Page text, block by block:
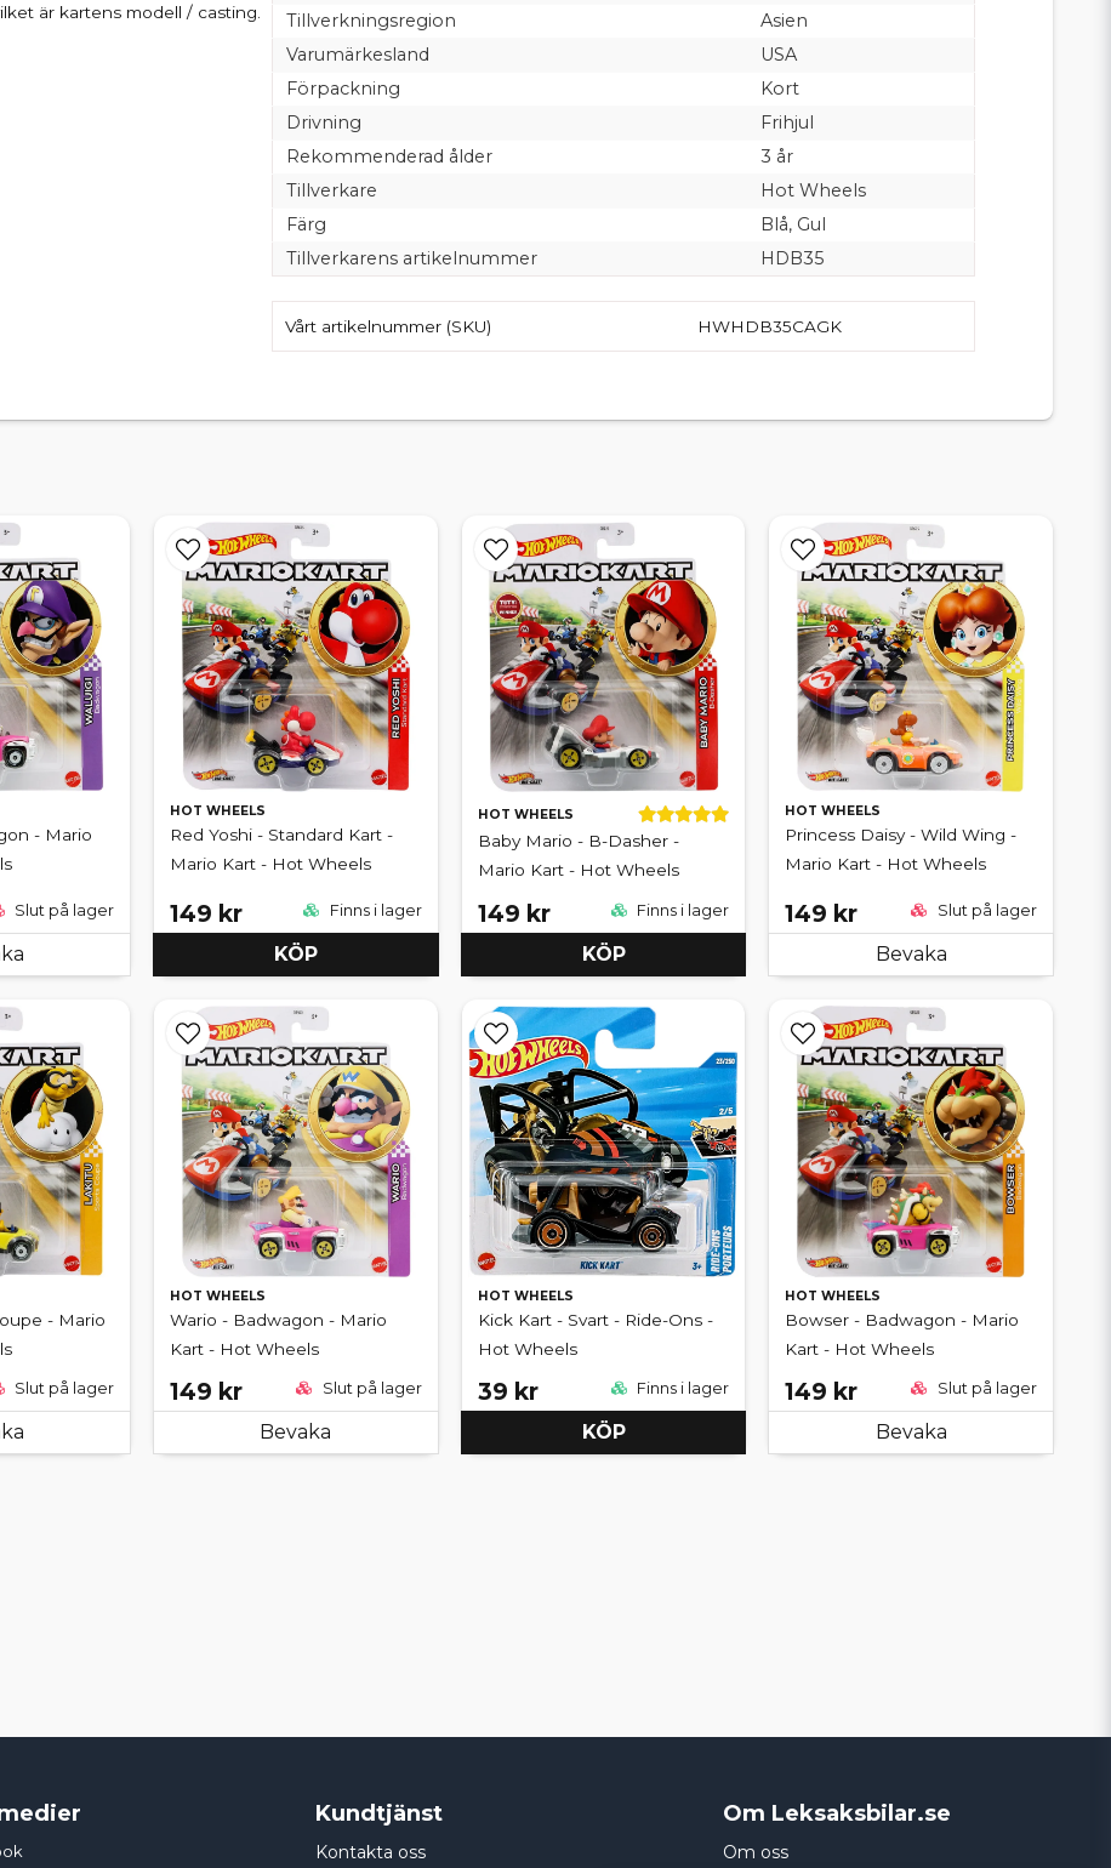
är kartens modell / casting.
Tillverkningsregion
Asien
Varumärkesland
USA
Förpackning
Kort
Drivning
Frihjul
Rekommenderad ålder
3 år
Tillverkare
Hot Wheels
Färg
Blå, Gul
Tillverkarens artikelnummer
HDB35
Vårt artikelnummer (SKU) HWHDB35CAGK
- Mario
Slut på lager
HOT WHEELS
Red Yoshi - Standard Kart -
Mario Kart - Hot Wheels
149 kr Finns i lager
KÖP
HOT WHEELS
Baby Mario - B-Dasher -
Mario Kart - Hot Wheels
149 kr Finns i lager
KÖP
HOT WHEELS
Princess Daisy - Wild Wing -
Mario Kart - Hot Wheels
149 kr Slut på lager
Bevaka
- Mario
Slut på lager
HOT WHEELS
Wario - Badwagon - Mario
Kart - Hot Wheels
149 kr Slut på lager
Bevaka
HOT WHEELS
Kick Kart - Svart - Ride-Ons -
Hot Wheels
39 kr Finns i lager
KÖP
HOT WHEELS
Bowser - Badwagon - Mario
Kart - Hot Wheels
149 kr Slut på lager
Bevaka
Kundtjänst
Kontakta oss
Om Leksaksbilar.se
Om oss